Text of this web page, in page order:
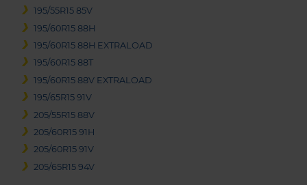
195/55R15 85V
195/60R15 88H
195/60R15 88H EXTRALOAD
195/60R15 88T
195/60R15 88V EXTRALOAD
195/65R15 91V
205/55R15 88V
205/60R15 91H
205/60R15 91V
205/65R15 94V